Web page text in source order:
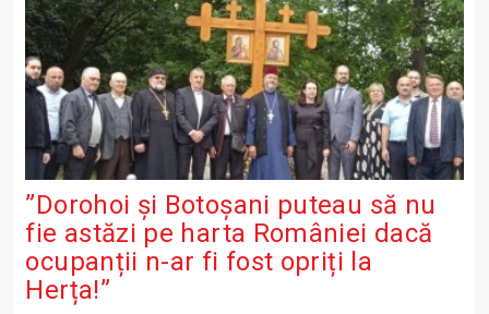
”Dorohoi și Botoșani puteau să nu
fie astăzi pe harta României dacă
ocupanții n-ar fi fost opriți la
Herța!”